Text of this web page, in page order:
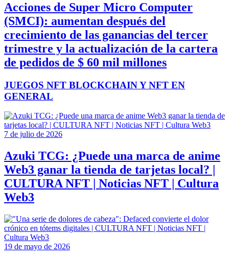
Acciones de Super Micro Computer
(SMCI): aumentan después del
crecimiento de las ganancias del tercer
trimestre y la actualización de la cartera
de pedidos de $ 60 mil millones
JUEGOS NFT BLOCKCHAIN Y NFT EN
GENERAL
7 de julio de 2026
Azuki TCG: ¿Puede una marca de anime
Web3 ganar la tienda de tarjetas local? |
CULTURA NFT | Noticias NFT | Cultura
Web3
19 de mayo de 2026